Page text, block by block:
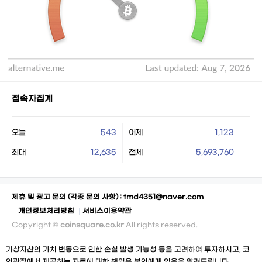
접속자집계
오늘 543 어제 1,123
최대 12,635 전체 5,693,760
제휴 및 광고 문의 (각종 문의 사항) : tmd4351@naver.com
개인정보처리방침
서비스이용약관
Copyright © coinsquare.co.kr All rights reserved.
가상자산의 가치 변동으로 인한 손실 발생 가능성 등을 고려하여 투자하시고, 코